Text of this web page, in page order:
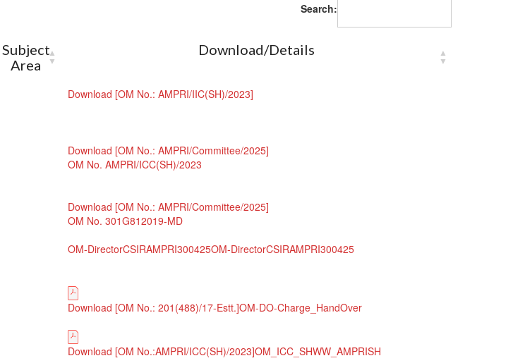
Search:
Subject
Area
Download/Details
Download [OM No.: AMPRI/IIC(SH)/2023]
Download [OM No.: AMPRI/Committee/2025]
OM No. AMPRI/ICC(SH)/2023
Download [OM No.: AMPRI/Committee/2025]
OM No. 301G812019-MD
OM-DirectorCSIRAMPRI300425OM-DirectorCSIRAMPRI300425
Download [OM No.: 201(488)/17-Estt.]OM-DO-Charge_HandOver
Download [OM No.:AMPRI/ICC(SH)/2023]OM_ICC_SHWW_AMPRISH